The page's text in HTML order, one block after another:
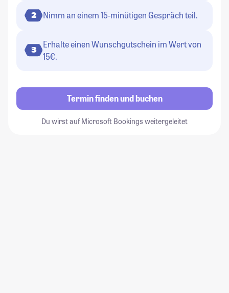
2 Nimm an einem 15-minütigen Gespräch teil.
3
Erhalte einen Wunschgutschein im Wert von
15€.
Termin finden und buchen
Du wirst auf Microsoft Bookings weitergeleitet